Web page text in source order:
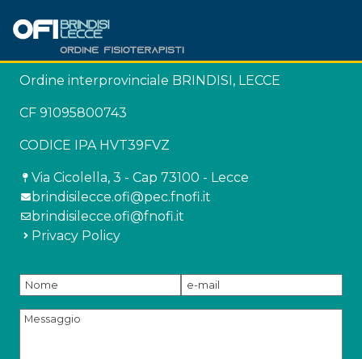
Ordine interprovinciale BRINDISI, LECCE
CF 91095800743
CODICE IPA HVT39FVZ
Via Cicolella, 3 - Cap 73100 - Lecce
brindisilecce.ofi@pec.fnofi.it
brindisilecce.ofi@fnofi.it
Privacy Policy